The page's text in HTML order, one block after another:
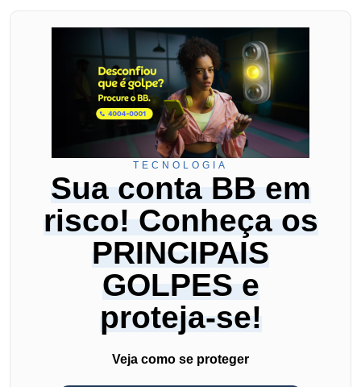
TECNOLOGIA
Sua conta BB em
risco! Conheça os
PRINCIPAIS
GOLPES e
proteja-se!
Veja como se proteger